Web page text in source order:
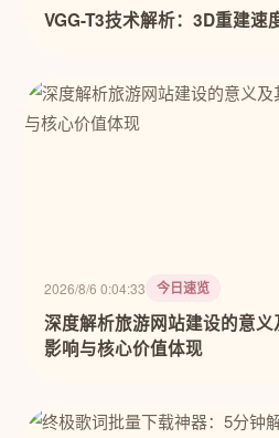
VGG-T3技术解析：3D重建速
2026/8/6 0:04:33 今日速览
深度解析旅游网站建设的意
影响与核心价值体现